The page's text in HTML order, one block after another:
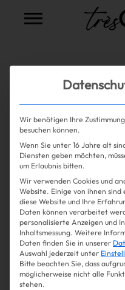
Shopping
Gossip
Win Win
Alle Artikel
Mehr lesen
Wir benötigen Ihre
besuchen können.
Wenn Sie unter 16 Jahre alt
Diensten geben möchten,
um Erlaubnis bitten.
Wir verwenden Cookies und
Website. Einige von ihnen sind
diese Website und Ihre
Daten können verarbeitet
personalisierte Anzeigen und
Inhaltsmessung. Weitere
Daten finden Sie in unserer
Auswahl jederzeit unter
Bitte beachten Sie, dass
möglicherweise nicht alle
stehen.